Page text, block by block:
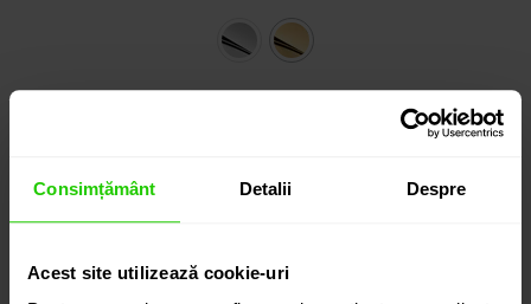
Consimțământ Detalii Despre
Acest site utilizează cookie-uri
detalii suplimentare
ADAUGĂ ÎN COȘ